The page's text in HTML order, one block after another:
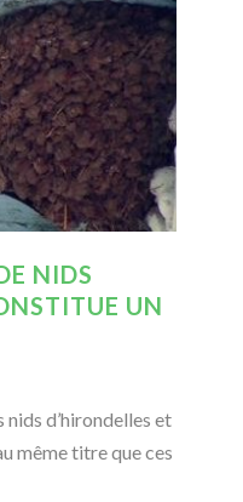
NIDS
UN
nids d’hirondelles et
même titre que ces